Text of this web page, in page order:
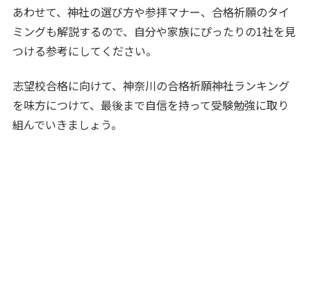
あわせて、神社の選び方や参拝マナー、合格祈願のタイ
ミングも解説するので、自分や家族にぴったりの1社を見
つける参考にしてください。
志望校合格に向けて、神奈川の合格祈願神社ランキング
を味方につけて、最後まで自信を持って受験勉強に取り
組んでいきましょう。